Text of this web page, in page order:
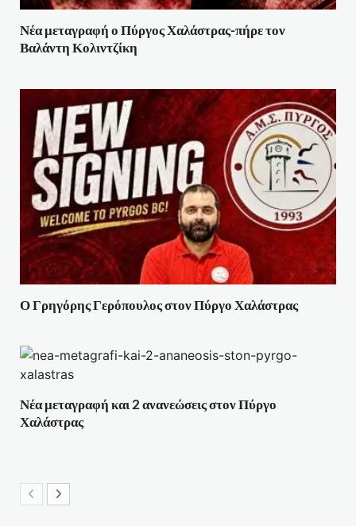
Νέα μεταγραφή ο Πύργος Χαλάστρας-πήρε τον
Βαλάντη Κολιντζίκη
Ο Γρηγόρης Γερόπουλος στον Πύργο Χαλάστρας
Νέα μεταγραφή και 2 ανανεώσεις στον Πύργο
Χαλάστρας